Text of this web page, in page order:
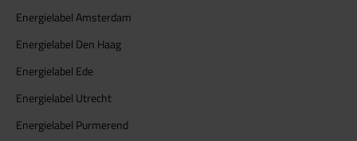
Energielabel Amsterdam
Energielabel Den Haag
Energielabel Ede
Energielabel Utrecht
Energielabel Purmerend